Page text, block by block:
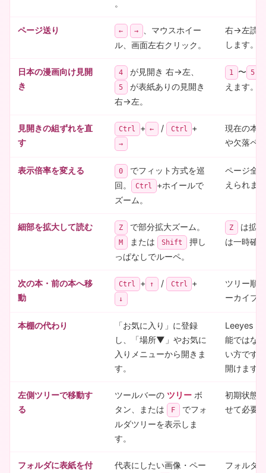
。
ページ送り ← →
、マウスホイー
ル、画面左右クリック。
右→左読
します。
日本の漫画向け見開
き
4 が見開き 右→左、
5
が表紙ありの見開き
右→左。
1 〜 5
えます。
見開きの組ずれを直
す
Ctrl + ← / Ctrl +
→
現在の本
や欠落ペ
表示倍率を変える 0
でフィット方式を巡
回。
Ctrl
+ホイールで
ズーム。
ページ全
えられま
細部を拡大して読む Z で部分拡大ズーム。
M または Shift
押し
っぱなしでルーペ。
Z
は拡
は一時確
次の本・前の本へ移
動
Ctrl + ↑ / Ctrl +
↓
ツリー順
ーカイブ
本棚の代わり
「お気に入り」に登録
し、「場所▼」やお気に
入りメニューから開きま
す。
Leeyes の
能ではな
い方です
開けます。
左側ツリーで移動す
る
ツールバーの ツリーボ
タン、または
F
でフォ
ルダツリーを表示しま
す。
初期状態
せて必要
フォルダに表紙を付
代表にしたい画像・ペー
フォルダ